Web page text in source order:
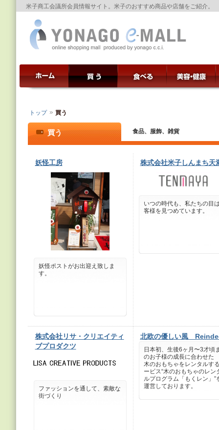
米子商工会議所会員情報サイト。米子のおすすめ商品や店舗をご紹介。
トップ 買う
買う 食品、服飾、雑貨
妖怪工房
妖怪ポストがお出迎え致しま
す。
株式会社米子しんまち天
いつの時代も、私たちの目
客様を見つめています。
株式会社リサ・クリエイティ
ブプロダクツ
ファッションを通して、素敵な
街づくり
北欧の優しい風
日本初、生後6ヶ月〜3才頃
のお子様の成長に合わせた
木のおもちゃをレンタルす
ービス“木のおもちゃのレン
ルプログラム「もくレン」”
運営しております。